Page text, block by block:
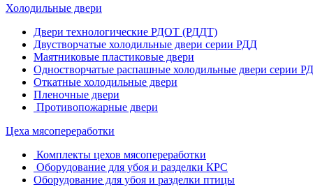
Холодильные двери
Двери технологические РДОТ (РДДТ)
Двустворчатые холодильные двери серии РДД
Маятниковые пластиковые двери
Одностворчатые распашные холодильные двери серии
Откатные холодильные двери
Пленочные двери
Противопожарные двери
Цеха мясопереработки
Комплекты цехов мясопереработки
Оборудование для убоя и разделки КРС
Оборудование для убоя и разделки птицы